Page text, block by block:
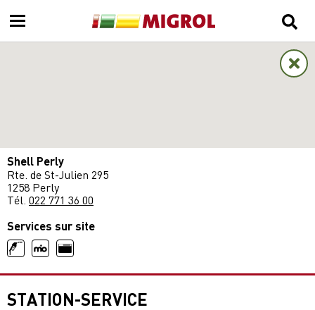
Shell Perly
Rte. de St-Julien 295
1258 Perly
Tél. 022 771 36 00
Services sur site
STATION-SERVICE